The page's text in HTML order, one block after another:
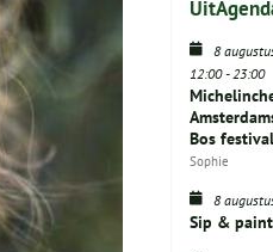
8
12:00-23:00
Bos festival
Sophie
8
Sip &